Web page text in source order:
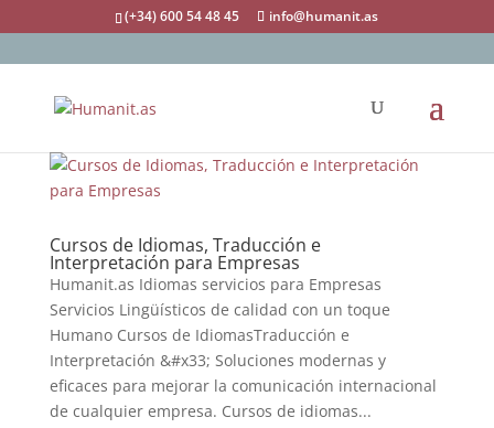
(+34) 600 54 48 45 info@humanit.as
Cursos de Idiomas, Traducción e
Interpretación para Empresas
Humanit.as Idiomas servicios para Empresas
Servicios Lingüísticos de calidad con un toque
Humano Cursos de IdiomasTraducción e
Interpretación &#x33; Soluciones modernas y
eficaces para mejorar la comunicación internacional
de cualquier empresa. Cursos de idiomas...